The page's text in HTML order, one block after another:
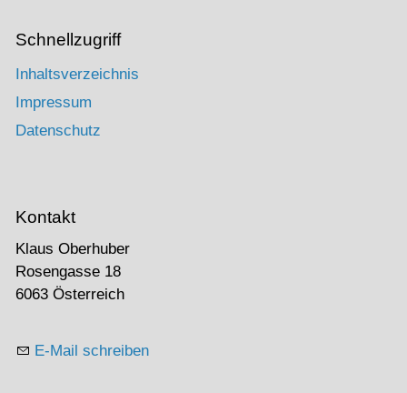
Schnellzugriff
Inhaltsverzeichnis
Impressum
Datenschutz
Kontakt
Klaus Oberhuber
Rosengasse 18
6063 Österreich
E-Mail schreiben